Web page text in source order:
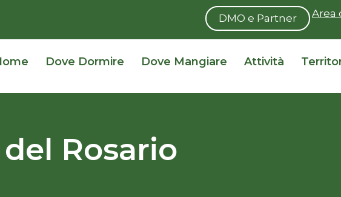
DMO e Partner Area
Dove Dormire Dove Mangiare Attività
Rosario